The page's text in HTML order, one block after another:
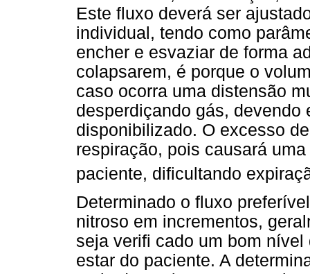
Este fluxo deverá ser
individual, tendo como
encher e esvaziar de forma
colapsarem, é porque o
caso ocorra uma distensão
desperdiçando gás, devendo
disponibilizado. O excesso
respiração, pois causará
paciente, dificultando
Determinado o fluxo
nitroso em incrementos,
seja verifi cado um bom
estar do paciente. A